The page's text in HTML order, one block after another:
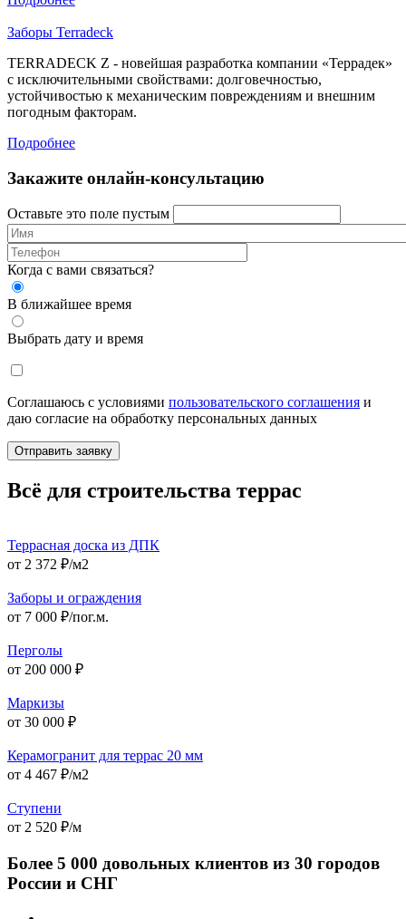
Заборы Terradeck
TERRADECK Z - новейшая разработка компании «Террадек»
с исключительными свойствами: долговечностью,
устойчивостью к механическим повреждениям и внешним
погодным факторам.
Подробнее
Закажите онлайн-консультацию
Оставьте это поле пустым
Когда с вами связаться?
В ближайшее время
Выбрать дату и время
Соглашаюсь с условиями пользовательского соглашения и
даю согласие на обработку персональных данных
Отправить заявку
Всё для строительства террас
Террасная доска из ДПК
от 2 372 ₽/м2
Заборы и ограждения
от 7 000 ₽/пог.м.
Перголы
от 200 000 ₽
Маркизы
от 30 000 ₽
Керамогранит для террас 20 мм
от 4 467 ₽/м2
Ступени
от 2 520 ₽/м
Более 5 000 довольных клиентов из 30 городов
России и СНГ